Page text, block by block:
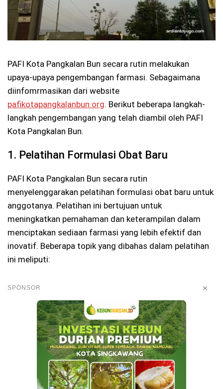
PAFI Kota Pangkalan Bun secara rutin melakukan
upaya-upaya pengembangan farmasi. Sebagaimana
diinfomrmasikan dari website
pafikotapangkalanbun.org. Berikut beberapa langkah-
langkah pengembangan yang telah diambil oleh PAFI
Kota Pangkalan Bun.
1. Pelatihan Formulasi Obat Baru
PAFI Kota Pangkalan Bun secara rutin
menyelenggarakan pelatihan formulasi obat baru untuk
anggotanya. Pelatihan ini bertujuan untuk
meningkatkan pemahaman dan keterampilan dalam
menciptakan sediaan farmasi yang lebih efektif dan
inovatif. Beberapa topik yang dibahas dalam pelatihan
ini meliputi:
SPONSOR ✕